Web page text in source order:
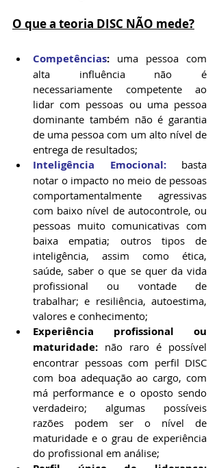
O que a teoria DISC NÃO mede?
Competências: uma pessoa com
alta influência não é
necessariamente competente ao
lidar com pessoas ou uma pessoa
dominante também não é garantia
de uma pessoa com um alto nível de
entrega de resultados;
Inteligência Emocional: basta
notar o impacto no meio de pessoas
comportamentalmente agressivas
com baixo nível de autocontrole, ou
pessoas muito comunicativas com
baixa empatia; outros tipos de
inteligência, assim como ética,
saúde, saber o que se quer da vida
profissional ou vontade de
trabalhar; e resiliência, autoestima,
valores e conhecimento;
Experiência profissional ou
maturidade: não raro é possível
encontrar pessoas com perfil DISC
com boa adequação ao cargo, com
má performance e o oposto sendo
verdadeiro; algumas possíveis
razões podem ser o nível de
maturidade e o grau de experiência
do profissional em análise;